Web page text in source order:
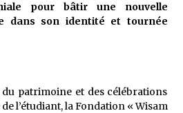
nocturne dans le désert (Un conte
pour bâtir une nouvelle
dans son identité et tournée
patrimoine et des célébrations
l’étudiant, la Fondation « Wisam